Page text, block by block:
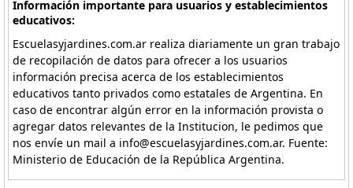
Información importante para usuarios y establecimientos
educativos:
Escuelasyjardines.com.ar realiza diariamente un gran trabajo
de recopilación de datos para ofrecer a los usuarios
información precisa acerca de los establecimientos
educativos tanto privados como estatales de Argentina. En
caso de encontrar algún error en la información provista o
agregar datos relevantes de la Institucion, le pedimos que
nos envíe un mail a info@escuelasyjardines.com.ar. Fuente:
Ministerio de Educación de la República Argentina.